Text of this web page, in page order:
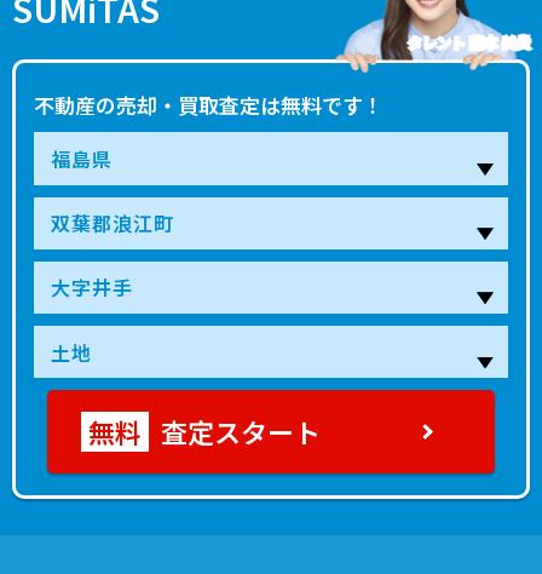
不動産の売却・買取査定は無料です！
タレント 藤本 美貴
査定スタート